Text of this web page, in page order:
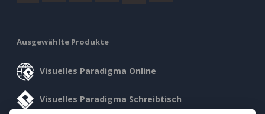
Ausgewählte Produkte
Visuelles Paradigma Online
Visuelles Paradigma Schreibtisch